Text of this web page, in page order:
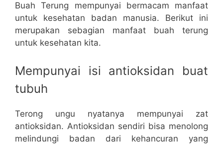
Buah Terung mempunyai bermacam manfaat
untuk kesehatan badan manusia. Berikut ini
merupakan sebagian manfaat buah terung
untuk kesehatan kita.
Mempunyai isi antioksidan buat
tubuh
Terong ungu nyatanya mempunyai zat
antioksidan. Antioksidan sendiri bisa menolong
melindungi badan dari kehancuran yang